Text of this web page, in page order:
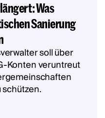
Was
Sanierung